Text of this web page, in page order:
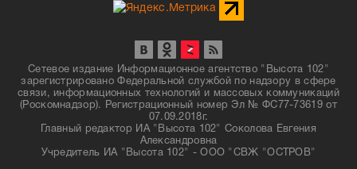
Сетевое издание Информационное агентство "Высота 102"
зарегистрировано Федеральной службой по надзору в сфере
связи, информационных технологий и массовых коммуникаций
(Роскомнадзор). Регистрационный номер Эл № ФС77-73619 от
07.09.2018г.
Главный редактор ИА "Высота 102" Соколова Евгения
Александровна
Учредитель ИА "Высота 102" - ООО "СВЖ "ОСТРОВ"